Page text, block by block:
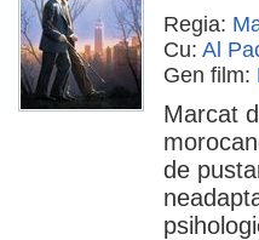
Regia:
Cu: Al
Gen film:
Marcat
de